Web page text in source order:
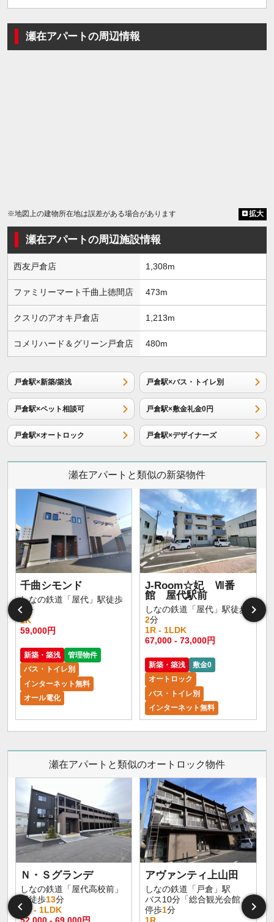
瀬在アパートの周辺情報
※地図上の建物所在地は誤差がある場合があります 拡大
瀬在アパートの周辺施設情報
西友戸倉店 1,308m
ファミリーマート千曲上徳間店 473m
クスリのアオキ戸倉店 1,213m
コメリハード＆グリーン戸倉店 480m
戸倉駅×新築/築浅 戸倉駅×バス・トイレ別
戸倉駅×ペット相談可 戸倉駅×敷金礼金0円
戸倉駅×オートロック 戸倉駅×デザイナーズ
瀬在アパートと類似の新築物件
千曲シモンド
しなの鉄道「屋代」駅徒歩
4
分
1K
59,000円
新築・築浅
管理物件
バス・トイレ別
インターネット無料
オール電化
J-Room☆妃 Ⅶ番
館 屋代駅前
しなの鉄道「屋代」駅徒歩
2分
1R - 1LDK
67,000 - 73,000円
新築・築浅
敷金0
オートロック
バス・トイレ別
インターネット無料
瀬在アパートと類似のオートロック物件
Ｎ・Ｓグランデ
しなの鉄道「屋代高校前」
駅徒歩13分
1K - 1LDK
52,000 - 69,000円
アヴァンティ上山田
しなの鉄道「戸倉」駅
バス10分「総合観光会館」
停歩1分
1R